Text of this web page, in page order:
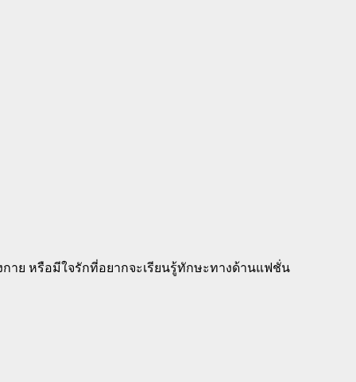
าย หรือมีใจรักที่อยากจะเรียนรู้ทักษะทางด้านแฟชั่น